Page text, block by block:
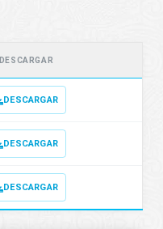
DESCARGAR
DESCARGAR
DESCARGAR
DESCARGAR